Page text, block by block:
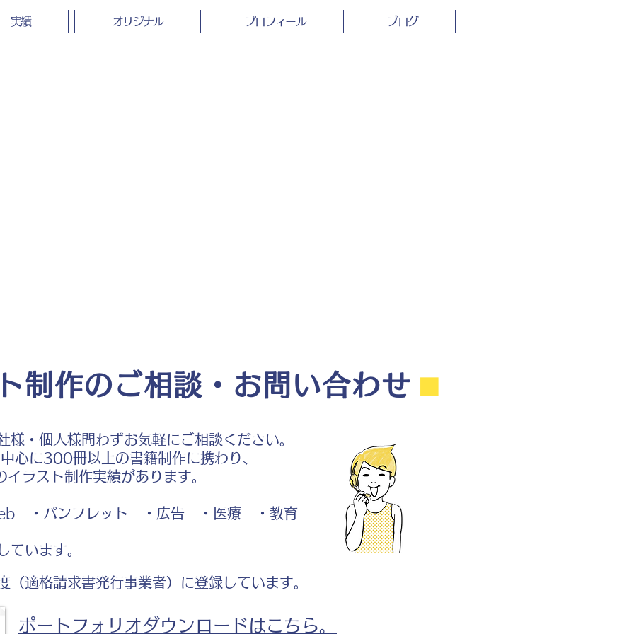
実績 オリジナル プロフィール ブログ
制作のご相談・お問い合わせ ⬛︎
・個人様問わずお気軽にご相談ください。
心に300冊以上の書籍制作に携わり、
ラスト制作実績があります。
・パンフレット ・広告 ・医療 ・教育
います。
（適格請求書発行事業者）に登録しています。
ポートフォリオダウンロードはこちら。